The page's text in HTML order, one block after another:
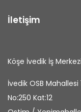
İletişim
Köşe İvedik İş Merkezi
İvedik OSB
No:250 Kat:12